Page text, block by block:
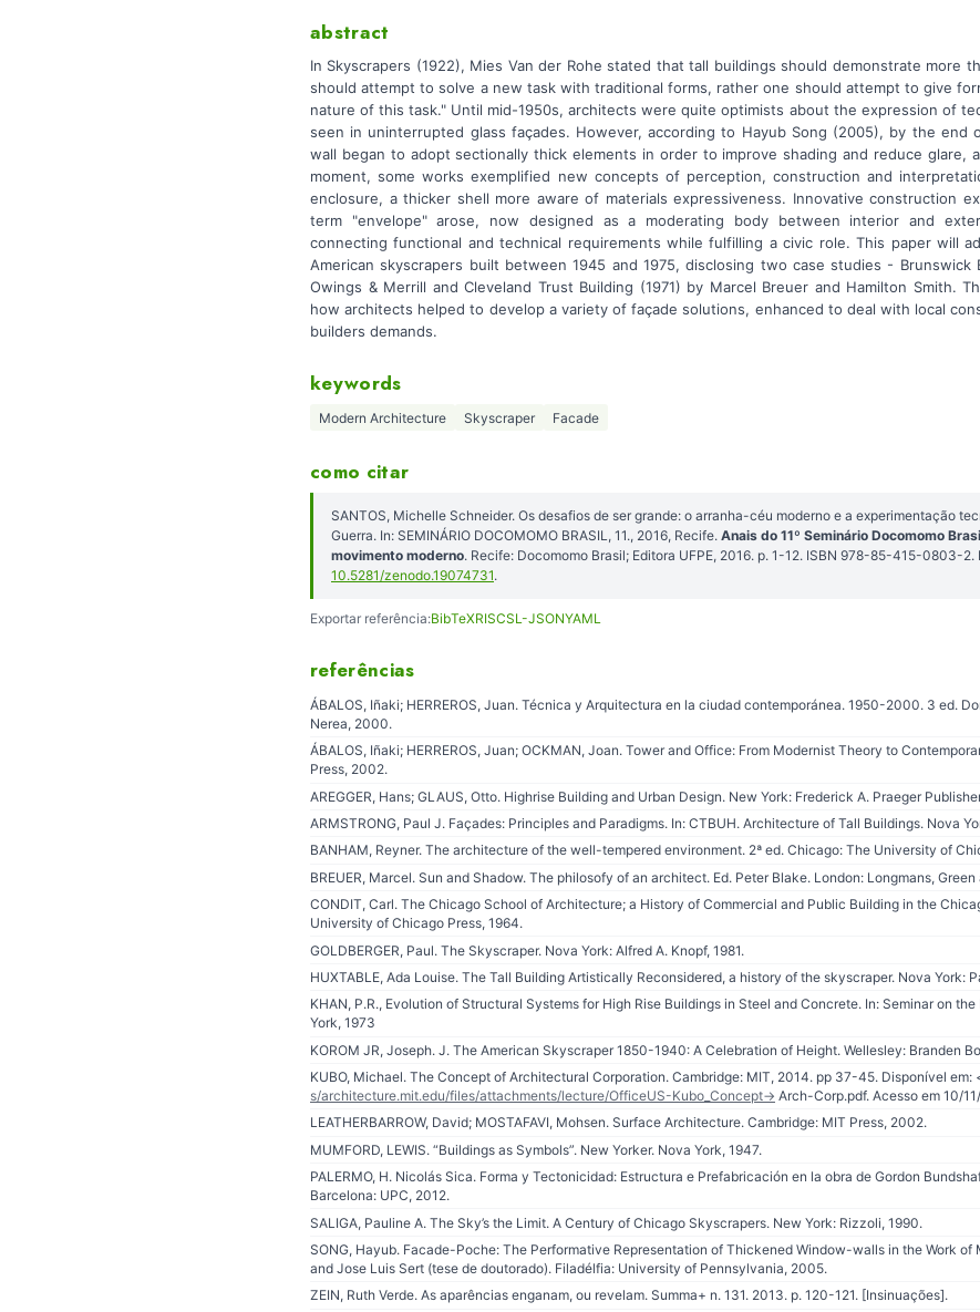
abstract
In Skyscrapers (1922), Mies Van der Rohe stated that tall buildings should demonstrate more
should attempt to solve a new task with traditional forms, rather one should attempt to give
nature of this task." Until mid-1950s, architects were quite optimists about the expression of
seen in uninterrupted glass façades. However, according to Hayub Song (2005), by the end
wall began to adopt sectionally thick elements in order to improve shading and reduce glare,
moment, some works exemplified new concepts of perception, construction and
enclosure, a thicker shell more aware of materials expressiveness. Innovative construction
term "envelope" arose, now designed as a moderating body between interior and
connecting functional and technical requirements while fulfilling a civic role. This paper will
American skyscrapers built between 1945 and 1975, disclosing two case studies - Brunswick
Owings & Merrill and Cleveland Trust Building (1971) by Marcel Breuer and Hamilton Smith.
how architects helped to develop a variety of façade solutions, enhanced to deal with local
builders demands.
keywords
Modern Architecture Skyscraper Facade
como citar
SANTOS, Michelle Schneider. Os desafios de ser grande: o arranha-céu moderno e a experimentação
Guerra. In: SEMINÁRIO DOCOMOMO BRASIL, 11., 2016, Recife. Anais do 11º Seminário Docomomo
movimento moderno. Recife: Docomomo Brasil; Editora UFPE, 2016. p. 1-12. ISBN 978-85-415-0803-2.
10.5281/zenodo.19074731.
Exportar referência:BibTeXRISCSL-JSONYAML
referências
ÁBALOS, Iñaki; HERREROS, Juan. Técnica y Arquitectura en la ciudad contemporánea. 1950-2000. 3 ed.
Nerea, 2000.
ÁBALOS, Iñaki; HERREROS, Juan; OCKMAN, Joan. Tower and Office: From Modernist Theory to
Press, 2002.
AREGGER, Hans; GLAUS, Otto. Highrise Building and Urban Design. New York: Frederick A. Praeger
ARMSTRONG, Paul J. Façades: Principles and Paradigms. In: CTBUH. Architecture of Tall Buildings. Nova
BANHAM, Reyner. The architecture of the well-tempered environment. 2ª ed. Chicago: The University of
BREUER, Marcel. Sun and Shadow. The philosofy of an architect. Ed. Peter Blake. London: Longmans, Green
CONDIT, Carl. The Chicago School of Architecture; a History of Commercial and Public Building in the
University of Chicago Press, 1964.
GOLDBERGER, Paul. The Skyscraper. Nova York: Alfred A. Knopf, 1981.
HUXTABLE, Ada Louise. The Tall Building Artistically Reconsidered, a history of the skyscraper. Nova York:
KHAN, P.R., Evolution of Structural Systems for High Rise Buildings in Steel and Concrete. In: Seminar on
York, 1973
KOROM JR, Joseph. J. The American Skyscraper 1850-1940: A Celebration of Height. Wellesley: Branden
KUBO, Michael. The Concept of Architectural Corporation. Cambridge: MIT, 2014. pp 37-45. Disponível em:
s/architecture.mit.edu/files/attachments/lecture/OfficeUS-Kubo_Concept- > Arch-Corp.pdf. Acesso em 10/
LEATHERBARROW, David; MOSTAFAVI, Mohsen. Surface Architecture. Cambridge: MIT Press, 2002.
MUMFORD, LEWIS. “Buildings as Symbols”. New Yorker. Nova York, 1947.
PALERMO, H. Nicolás Sica. Forma y Tectonicidad: Estructura e Prefabricación en la obra de Gordon
Barcelona: UPC, 2012.
SALIGA, Pauline A. The Sky’s the Limit. A Century of Chicago Skyscrapers. New York: Rizzoli, 1990.
SONG, Hayub. Facade-Poche: The Performative Representation of Thickened Window-walls in the Work of
and Jose Luis Sert (tese de doutorado). Filadélfia: University of Pennsylvania, 2005.
ZEIN, Ruth Verde. As aparências enganam, ou revelam. Summa+ n. 131. 2013. p. 120-121. [Insinuações].